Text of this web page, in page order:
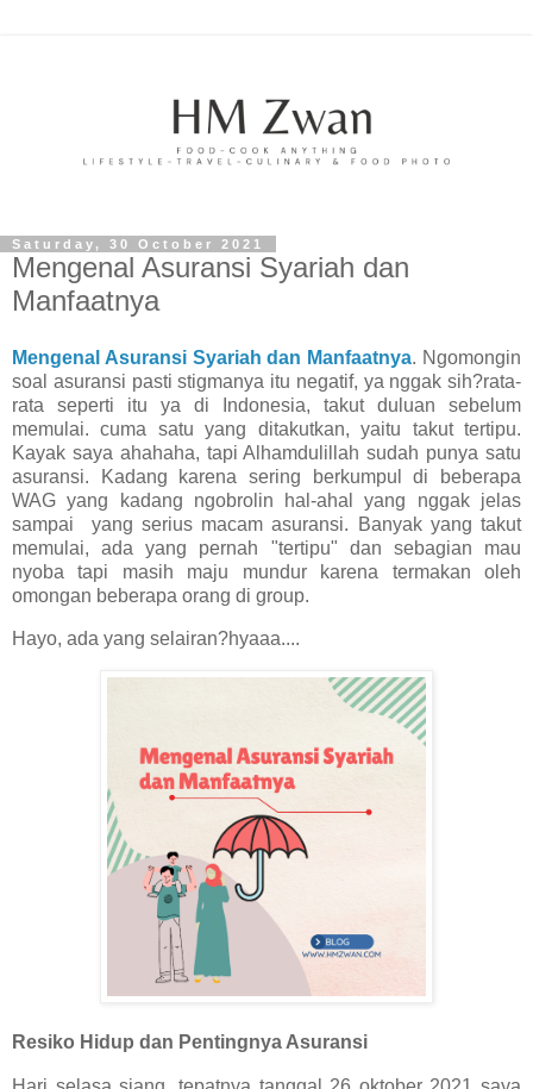
Saturday, 30 October 2021
Mengenal Asuransi Syariah dan
Manfaatnya
Mengenal Asuransi Syariah dan Manfaatnya. Ngomongin
soal asuransi pasti stigmanya itu negatif, ya nggak sih?rata-
rata seperti itu ya di Indonesia, takut duluan sebelum
memulai. cuma satu yang ditakutkan, yaitu takut tertipu.
Kayak saya ahahaha, tapi Alhamdulillah sudah punya satu
asuransi. Kadang karena sering berkumpul di beberapa
WAG yang kadang ngobrolin hal-ahal yang nggak jelas
sampai yang serius macam asuransi. Banyak yang takut
memulai, ada yang pernah "tertipu" dan sebagian mau
nyoba tapi masih maju mundur karena termakan oleh
omongan beberapa orang di group.
Hayo, ada yang selairan?hyaaa....
Resiko Hidup dan Pentingnya Asuransi